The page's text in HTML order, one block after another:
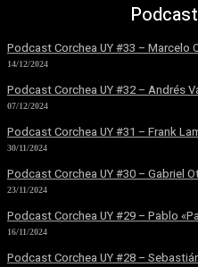
Podcast Corchea UY #33 – Marcelo
14/12/2024
Podcast Corchea UY #32 – Andrés
07/12/2024
Podcast Corchea UY #31 – Frank
30/11/2024
Podcast Corchea UY #30 – Gabriel
23/11/2024
Podcast Corchea UY #29 – Pablo
16/11/2024
Podcast Corchea UY #28 –